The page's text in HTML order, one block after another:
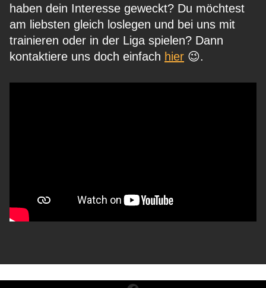
haben dein Interesse geweckt? Du möchtest
am liebsten gleich loslegen und bei uns mit
trainieren oder in der Liga spielen? Dann
kontaktiere uns doch einfach hier 😉.